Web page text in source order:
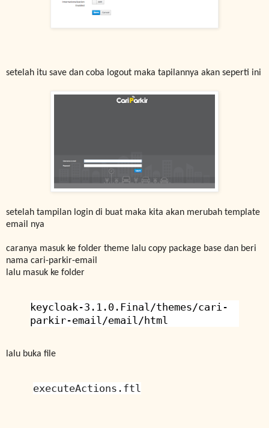
setelah itu save dan coba logout maka tapilannya akan seperti ini
setelah tampilan login di buat maka kita akan merubah template
email nya
caranya masuk ke folder theme lalu copy package base dan beri
nama cari-parkir-email
lalu masuk ke folder
keycloak-3.1.0.Final/themes/cari-
parkir-email/email/html
lalu buka file
executeActions.ftl